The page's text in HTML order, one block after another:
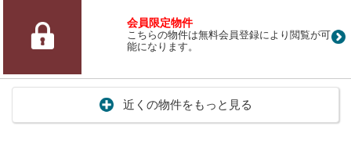
会員限定物件
こちらの物件は無料会員登録により閲覧が可
能になります。
近くの物件をもっと見る